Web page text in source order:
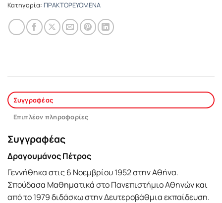
Κατηγορία: ΠΡΑΚΤΟΡΕΥΟΜΕΝΑ
Συγγραφέας
Επιπλέον πληροφορίες
Συγγραφέας
Δραγουμάνος Πέτρος
Γεννήθηκα στις 6 Νοεμβρίου 1952 στην Αθήνα.
Σπούδασα Μαθηματικά στο Πανεπιστήμιο Αθηνών και
από το 1979 διδάσκω στην Δευτεροβάθμια εκπαίδευση.